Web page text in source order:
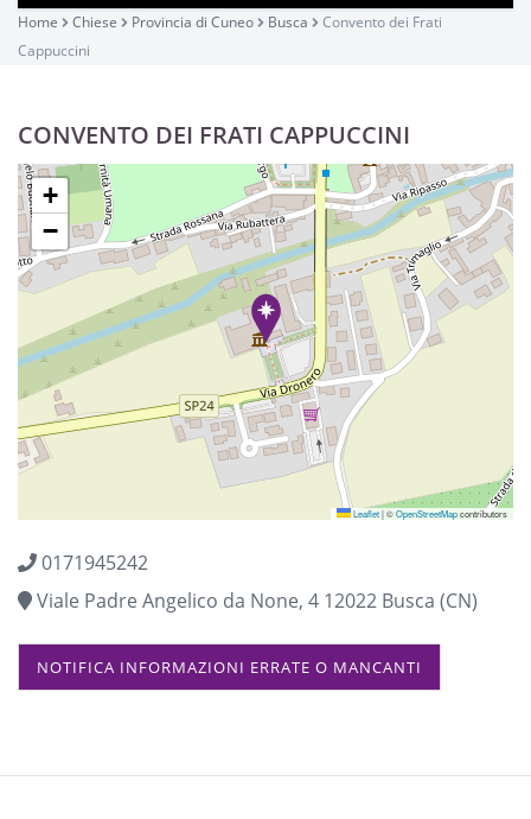
Home Chiese Provincia di Cuneo Busca
Convento dei Frati
Cappuccini
CONVENTO DEI FRATI CAPPUCCINI
+
−
Leaflet|©OpenStreetMapcontributors
0171945242
Viale Padre Angelico da None, 4 12022 Busca (CN)
NOTIFICA INFORMAZIONI ERRATE O MANCANTI